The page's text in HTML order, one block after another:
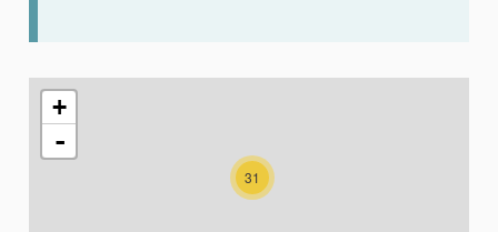
The following element is a map which presents the items on
31
+
-